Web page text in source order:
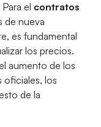
el contratos
de nueva
es fundamental
los precios.
aumento de los
oficiales, los
de la